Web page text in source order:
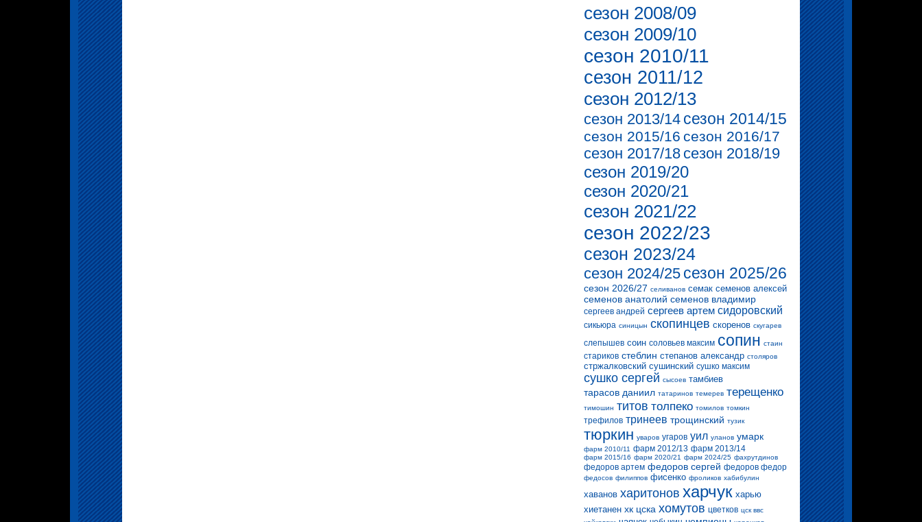
сезон 2008/09
сезон 2009/10
сезон 2010/11
сезон 2011/12
сезон 2012/13
сезон 2013/14 сезон 2014/15
сезон 2015/16 сезон 2016/17
сезон 2017/18 сезон 2018/19
сезон 2019/20
сезон 2020/21
сезон 2021/22
сезон 2022/23
сезон 2023/24
сезон 2024/25 сезон 2025/26
сезон 2026/27 селиванов семак семенов алексей
семенов анатолий семенов владимир
сергеев андрей сергеев артем сидоровский
сикьюра синицын скопинцев скоренов скугарев
слепышев соин соловьев максим сопин стаин
стариков стеблин степанов александр столяров
стржалковский сушинский сушко максим
сушко сергей сысоев тамбиев
тарасов даниил татаринов темерев терещенко
тимошин титов толпеко томилов томкин
трефилов тринеев трощинский тузик
тюркин уваров угаров уил уланов умарк
фарм 2010/11 фарм 2012/13 фарм 2013/14
фарм 2015/16 фарм 2020/21 фарм 2024/25 фахрутдинов
федоров артем федоров сергей федоров федор
федосов филиппов фисенко фроликов хабибулин
хаванов харитонов харчук харью
хиетанен хк цска хомутов цветков цск ввс